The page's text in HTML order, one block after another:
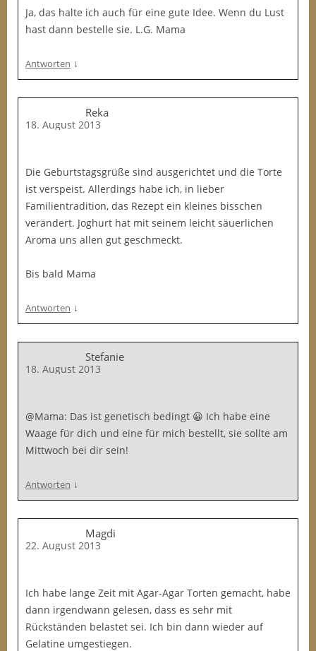
Ja, das halte ich auch für eine gute Idee. Wenn du Lust
hast dann bestelle sie. L.G. Mama
Antworten ↓
Reka
18. August 2013
Die Geburtstagsgrüße sind ausgerichtet und die Torte
ist verspeist. Allerdings habe ich, in lieber
Familientradition, das Rezept ein kleines bisschen
verändert. Joghurt hat mit seinem leicht säuerlichen
Aroma uns allen gut geschmeckt.
Bis bald Mama
Antworten ↓
Stefanie
18. August 2013
@Mama: Das ist genetisch bedingt 😀 Ich habe eine
Waage für dich und eine für mich bestellt, sie sollte am
Mittwoch bei dir sein!
Antworten ↓
Magdi
22. August 2013
Ich habe lange Zeit mit Agar-Agar Torten gemacht, habe
dann irgendwann gelesen, dass es sehr mit
Rückständen belastet sei. Ich bin dann wieder auf
Gelatine umgestiegen.